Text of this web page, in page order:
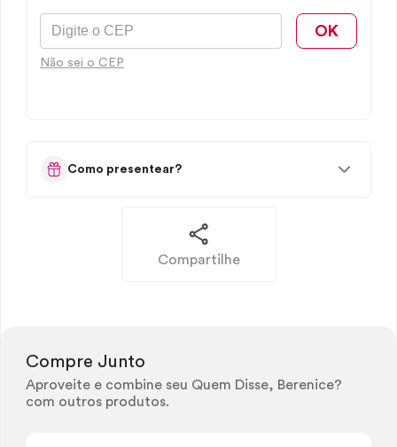
OK
Não sei o CEP
Como presentear?
Compartilhe
Compre Junto
Aproveite e combine seu Quem Disse, Berenice?
com outros produtos.